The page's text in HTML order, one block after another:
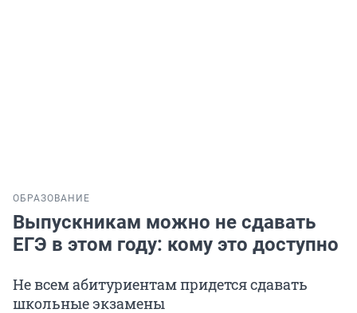
ОБРАЗОВАНИЕ
Выпускникам можно не сдавать
ЕГЭ в этом году: кому это доступно
Не всем абитуриентам придется сдавать
школьные экзамены